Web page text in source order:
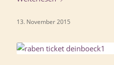
13. November 2015